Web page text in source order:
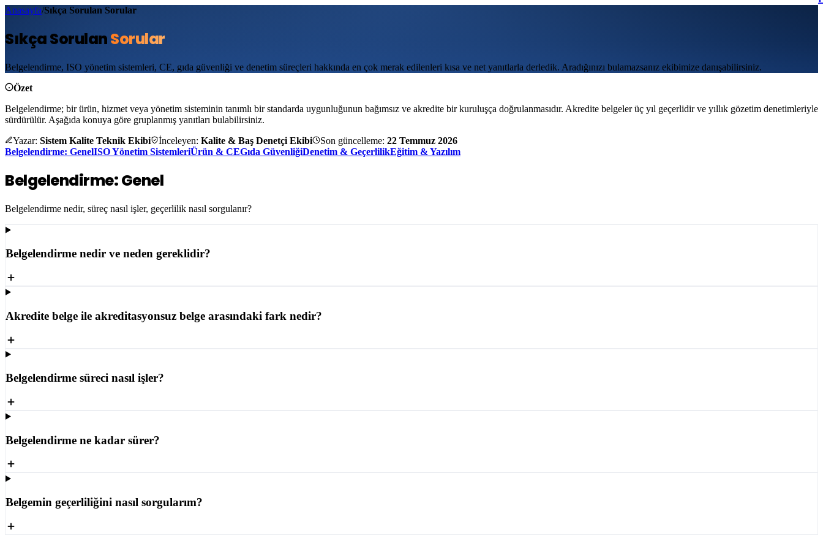
Anasayfa/Sıkça Sorulan Sorular
Sıkça SorulanSorular
Belgelendirme, ISO yönetim sistemleri, CE, gıda güvenliği ve denetim süreçleri hakkında en çok merak edilenleri kısa ve net yanıtlarla derledik. Aradığınızı bulamazsanız ekibimize danışabilirsiniz.
Özet
Belgelendirme; bir ürün, hizmet veya yönetim sisteminin tanımlı bir standarda uygunluğunun bağımsız ve akredite bir kuruluşça doğrulanmasıdır. Akredite belgeler üç yıl geçerlidir ve yıllık gözetim denetimleriyle
sürdürülür. Aşağıda konuya göre gruplanmış yanıtları bulabilirsiniz.
Yazar: Sistem Kalite Teknik Ekibi İnceleyen: Kalite & Baş Denetçi Ekibi Son güncelleme: 22 Temmuz 2026
Belgelendirme: GenelISO Yönetim SistemleriÜrün & CEGıda GüvenliğiDenetim & GeçerlilikEğitim & Yazılım
Belgelendirme: Genel
Belgelendirme nedir, süreç nasıl işler, geçerlilik nasıl sorgulanır?
Belgelendirme nedir ve neden gereklidir?
Akredite belge ile akreditasyonsuz belge arasındaki fark nedir?
Belgelendirme süreci nasıl işler?
Belgelendirme ne kadar sürer?
Belgemin geçerliliğini nasıl sorgularım?